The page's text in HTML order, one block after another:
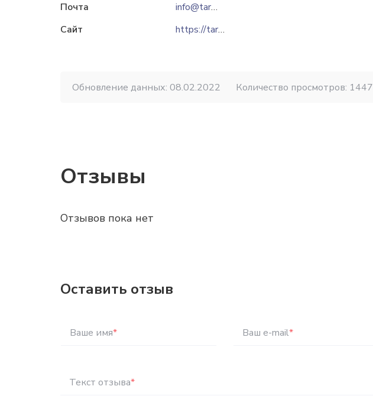
Почта
info@tarwood.by
Сайт
https://tarwood.by
Обновление данных: 08.02.2022 Количество просмотров: 1447
Отзывы
Отзывов пока нет
Оставить отзыв
Ваше имя* Ваш e-mail*
Текст отзыва*